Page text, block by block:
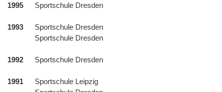
1995 Sportschule Dresden
1993
Sportschule Dresden
Sportschule Dresden
1992 Sportschule Dresden
1991
Sportschule Leipzig